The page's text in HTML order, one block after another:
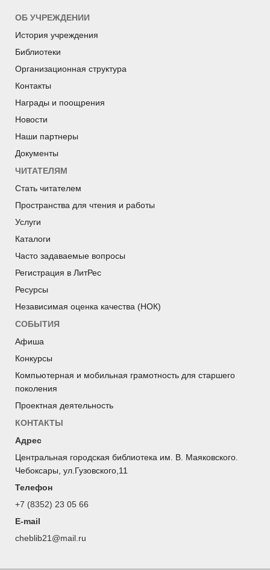
ОБ УЧРЕЖДЕНИИ
История учреждения
Библиотеки
Организационная структура
Контакты
Награды и поощрения
Новости
Наши партнеры
Документы
ЧИТАТЕЛЯМ
Стать читателем
Пространства для чтения и работы
Услуги
Каталоги
Часто задаваемые вопросы
Регистрация в ЛитРес
Ресурсы
Независимая оценка качества (НОК)
СОБЫТИЯ
Афиша
Конкурсы
Компьютерная и мобильная грамотность для старшего
поколения
Проектная деятельность
КОНТАКТЫ
Адрес
Центральная городская библиотека им. В. Маяковского.
Чебоксары, ул.Гузовского,11
Телефон
+7 (8352) 23 05 66
E-mail
cheblib21@mail.ru